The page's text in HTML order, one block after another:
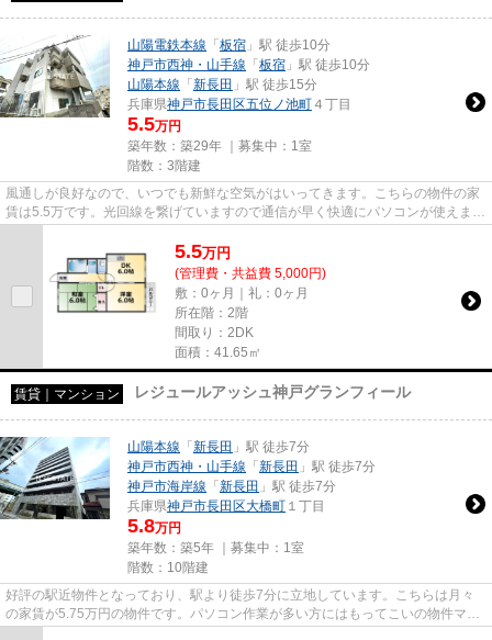
山陽電鉄本線 「 板宿 」駅 徒歩10分
神戸市西神・山手線 「 板宿 」駅 徒歩10分
山陽本線 「 新長田 」駅 徒歩15分
兵庫県神戸市長田区五位ノ池町 ４丁目
5.5万円
築年数：築29年 ｜募集中： 1室
階数：3階建
風通しが良好なので、いつでも新鮮な空気がはいってきます。こちらの物件の家
賃は5.5万です。光回線を繋げていますので通信が早く快適にパソコンが使えま
5.5万円
(管理費・共益費 5,000円)
敷：0ヶ月｜礼：0ヶ月
所在階：2階
間取り：2DK
面積：41.65㎡
賃貸｜マンション レジュールアッシュ神戸グランフィール
山陽本線 「 新長田 」駅 徒歩7分
神戸市西神・山手線 「 新長田 」駅 徒歩7分
神戸市海岸線 「 新長田 」駅 徒歩7分
兵庫県神戸市長田区大橋町 １丁目
5.8万円
築年数：築5年 ｜募集中： 1室
階数：10階建
好評の駅近物件となっており、駅より徒歩7分に立地しています。こちらは月々
の家賃が5.75万円の物件です。パソコン作業が多い方にはもってこいの物件マン